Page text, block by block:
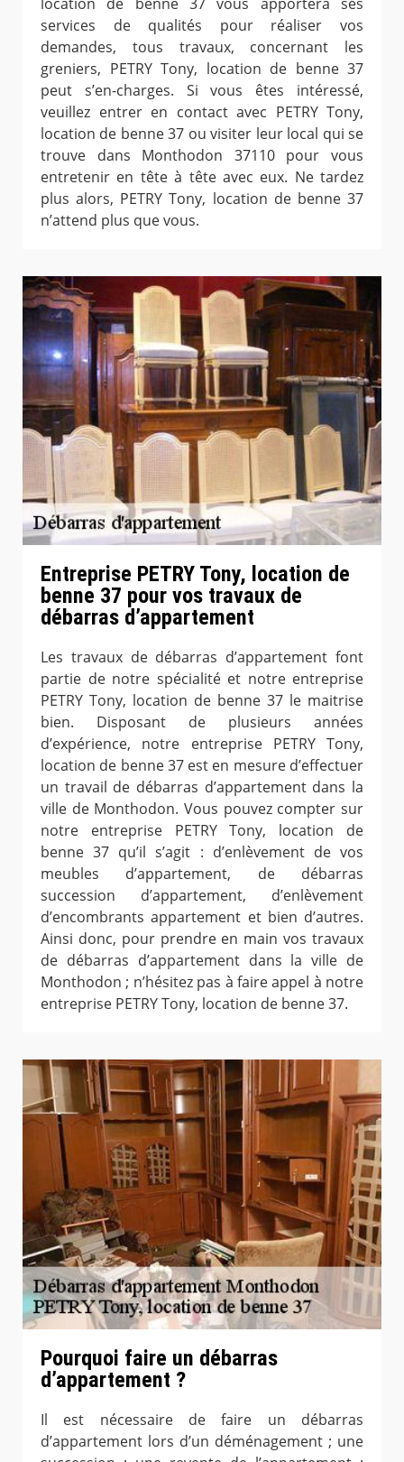
services de qualités pour réaliser vos
demandes, tous travaux, concernant les
greniers, PETRY Tony, location de benne 37
peut s’en-charges. Si vous êtes intéressé,
veuillez entrer en contact avec PETRY Tony,
location de benne 37 ou visiter leur local qui se
trouve dans Monthodon 37110 pour vous
entretenir en tête à tête avec eux. Ne tardez
plus alors, PETRY Tony, location de benne 37
n’attend plus que vous.
Entreprise PETRY Tony, location de
benne 37 pour vos travaux de
débarras d’appartement
Les travaux de débarras d’appartement font
partie de notre spécialité et notre entreprise
PETRY Tony, location de benne 37 le maitrise
bien. Disposant de plusieurs années
d’expérience, notre entreprise PETRY Tony,
location de benne 37 est en mesure d’effectuer
un travail de débarras d’appartement dans la
ville de Monthodon. Vous pouvez compter sur
notre entreprise PETRY Tony, location de
benne 37 qu’il s’agit : d’enlèvement de vos
meubles d’appartement, de débarras
succession d’appartement, d’enlèvement
d’encombrants appartement et bien d’autres.
Ainsi donc, pour prendre en main vos travaux
de débarras d’appartement dans la ville de
Monthodon ; n’hésitez pas à faire appel à notre
entreprise PETRY Tony, location de benne 37.
Pourquoi faire un débarras
d’appartement ?
Il est nécessaire de faire un débarras
d’appartement lors d’un déménagement ; une